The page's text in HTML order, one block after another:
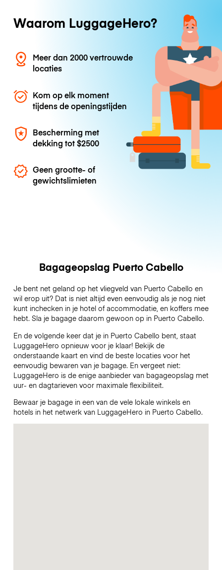
Waarom LuggageHero?
Meer dan 2000 vertrouwde
locaties
Kom op elk moment
tijdens de openingstijden
Bescherming met
dekking tot$2500
Geen grootte- of
gewichtslimieten
Bagageopslag Puerto Cabello
Je bent net geland op het vliegveld van Puerto Cabello en
wil erop uit? Dat is niet altijd even eenvoudig als je nog niet
kunt inchecken in je hotel of accommodatie, en koffers mee
hebt. Sla je bagage daarom gewoon op in Puerto Cabello.
En de volgende keer dat je in Puerto Cabello bent, staat
LuggageHero opnieuw voor je klaar! Bekijk de
onderstaande kaart en vind de beste locaties voor het
eenvoudig bewaren van je bagage. En vergeet niet:
LuggageHero is de enige aanbieder van bagageopslag met
uur- en dagtarieven voor maximale flexibiliteit.
Bewaar je bagage in een van de vele lokale winkels en
hotels in het netwerk van LuggageHero in Puerto Cabello.